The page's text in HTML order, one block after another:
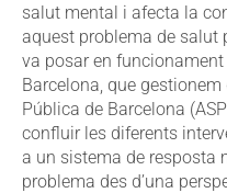
salut mental i afecta la
aquest problema de salut
va posar en funcionament
Barcelona, que gestionem
Pública de Barcelona
confluir les diferents
a un sistema de resposta
problema des d’una